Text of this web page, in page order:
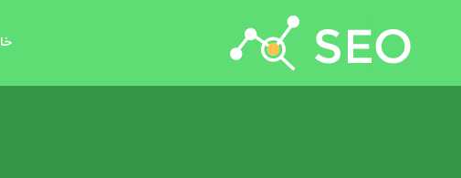
جستجو برای: